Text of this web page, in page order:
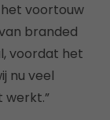
voortouw
branded
voordat het
nu veel
werkt.”